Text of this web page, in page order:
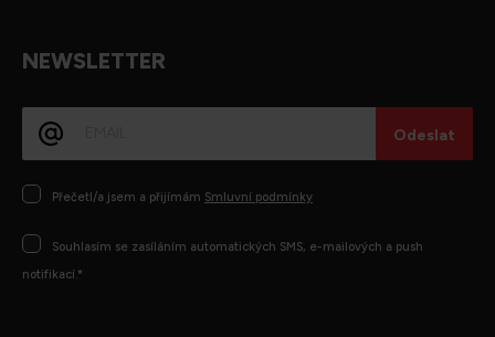
NEWSLETTER
mail
Consentimento
Přečetl/a jsem a přijímám Smluvní podmínky
Consentimento
Souhlasím se zasíláním automatických SMS, e-mailových a push
notifikací.*